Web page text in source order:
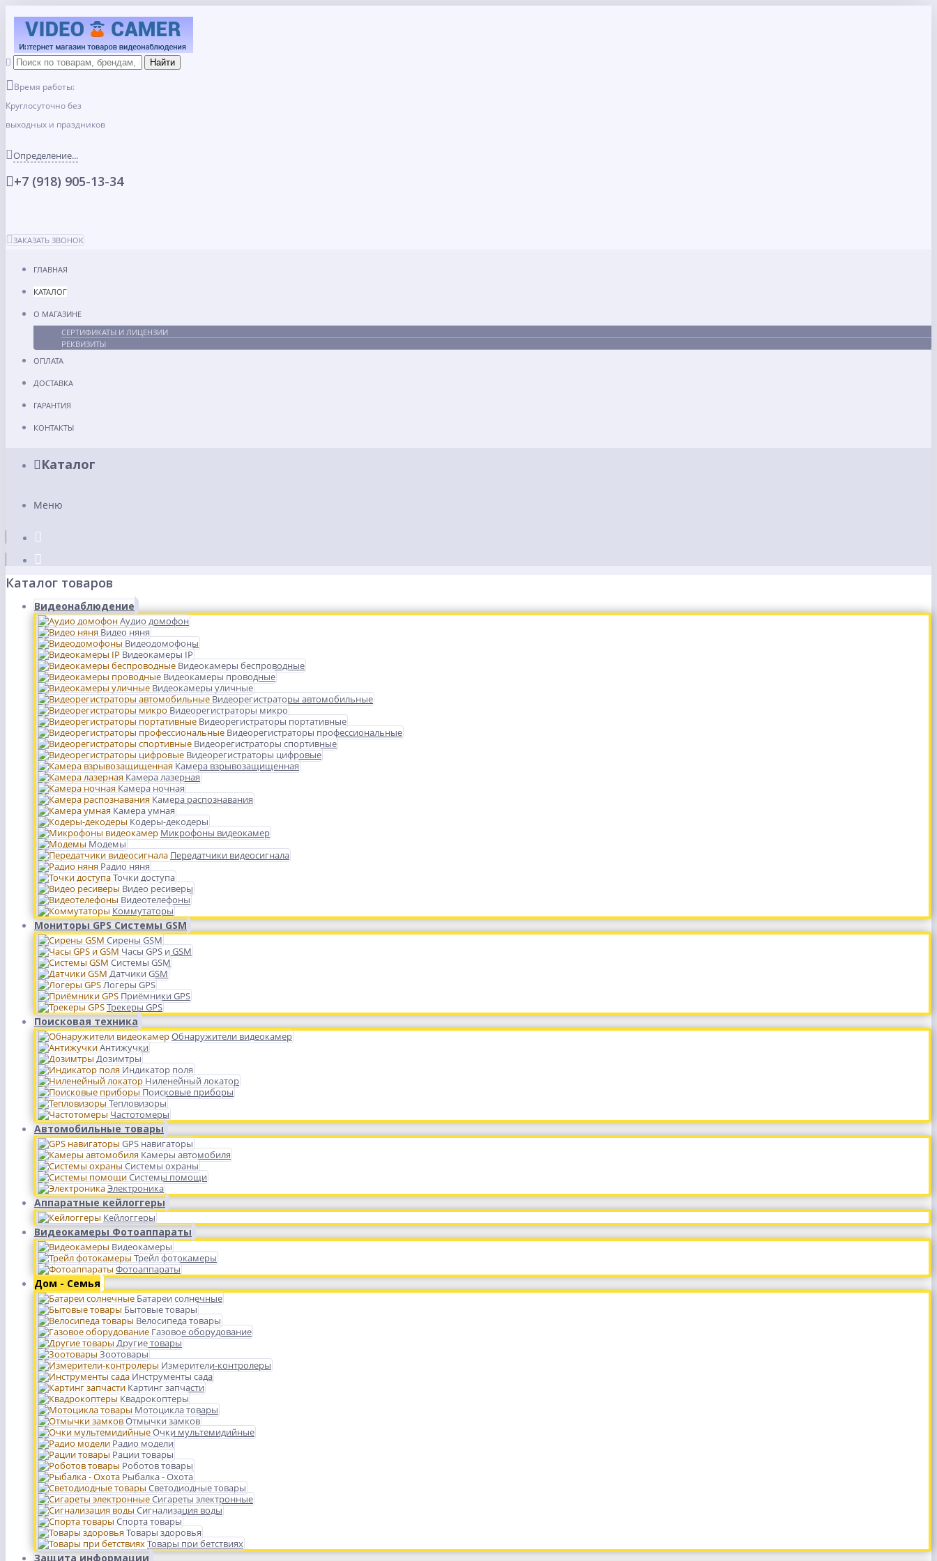
Время работы:
Круглосуточно без
выходных и праздников
Определение...
+7 (918) 905-13-34
ЗАКАЗАТЬ ЗВОНОК
ГЛАВНАЯ
КАТАЛОГ
О МАГАЗИНЕ
СЕРТИФИКАТЫ И ЛИЦЕНЗИИ
РЕКВИЗИТЫ
ОПЛАТА
ДОСТАВКА
ГАРАНТИЯ
КОНТАКТЫ
Каталог
Меню
Каталог товаров
Видеонаблюдение
Аудио домофон
Видео няня
Видеодомофоны
Видеокамеры IP
Видеокамеры беспроводные
Видеокамеры проводные
Видеокамеры уличные
Видеорегистраторы автомобильные
Видеорегистраторы микро
Видеорегистраторы портативные
Видеорегистраторы профессиональные
Видеорегистраторы спортивные
Видеорегистраторы цифровые
Камера взрывозащищенная
Камера лазерная
Камера ночная
Камера распознавания
Камера умная
Кодеры-декодеры
Микрофоны видеокамер
Модемы
Передатчики видеосигнала
Радио няня
Точки доступа
Видео ресиверы
Видеотелефоны
Коммутаторы
Мониторы GPS Системы GSM
Сирены GSM
Часы GPS и GSM
Системы GSM
Датчики GSM
Логеры GPS
Приёмники GPS
Трекеры GPS
Поисковая техника
Обнаружители видеокамер
Антижучки
Дозимтры
Индикатор поля
Ниленейный локатор
Поисковые приборы
Тепловизоры
Частотомеры
Автомобильные товары
GPS навигаторы
Камеры автомобиля
Системы охраны
Системы помощи
Электроника
Аппаратные кейлоггеры
Кейлоггеры
Видеокамеры Фотоаппараты
Видеокамеры
Трейл фотокамеры
Фотоаппараты
Дом - Семья
Батареи солнечные
Бытовые товары
Велосипеда товары
Газовое оборудование
Другие товары
Зоотовары
Измерители-контролеры
Инструменты сада
Картинг запчасти
Квадрокоптеры
Мотоцикла товары
Отмычки замков
Очки мультемидийные
Радио модели
Рации товары
Роботов товары
Рыбалка - Охота
Светодиодные товары
Сигареты электронные
Сигнализация воды
Спорта товары
Товары здоровья
Товары при бетствиях
Защита информации